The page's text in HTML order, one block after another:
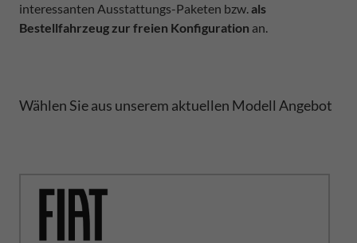
interessanten Ausstattungs-Paketen bzw.als
Bestellfahrzeug zur freien Konfiguration an.
Wählen Sie aus unserem aktuellen Modell Angebot